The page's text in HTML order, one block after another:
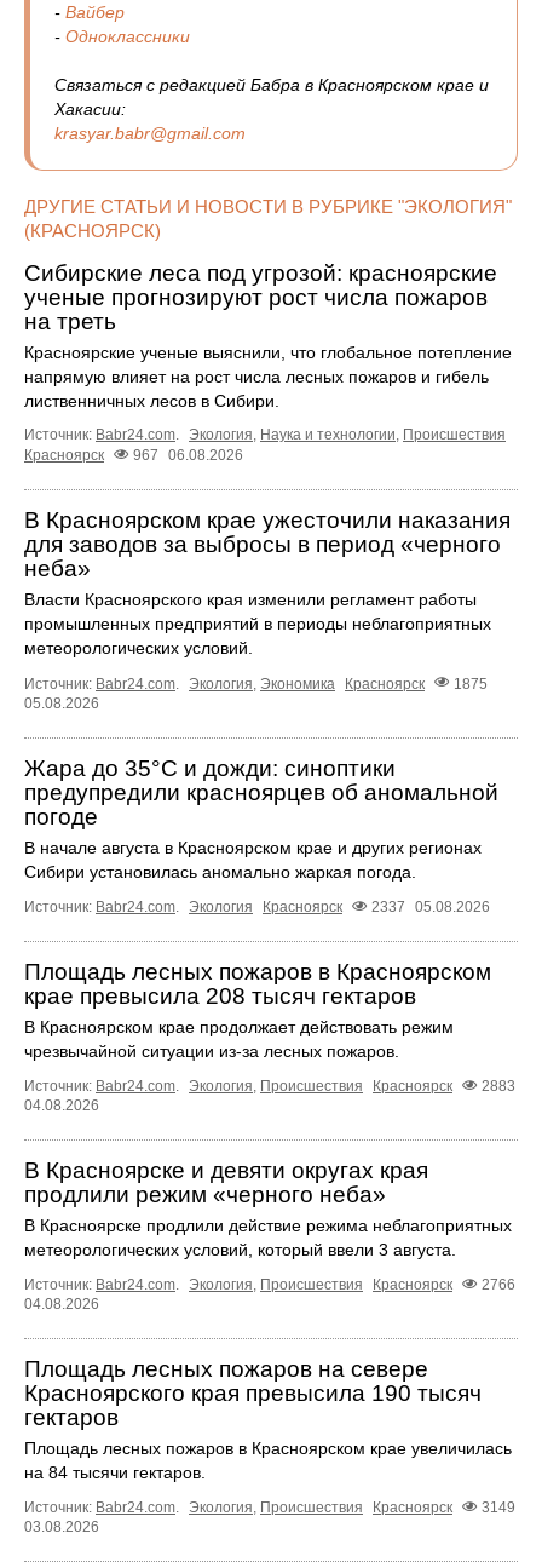
- Вайбер
- Одноклассники
Связаться с редакцией Бабра в Красноярском крае и
Хакасии:
krasyar.babr@gmail.com
ДРУГИЕ СТАТЬИ И НОВОСТИ В РУБРИКЕ "ЭКОЛОГИЯ"
(КРАСНОЯРСК)
Сибирские леса под угрозой: красноярские
ученые прогнозируют рост числа пожаров
на треть
Красноярские ученые выяснили, что глобальное потепление
напрямую влияет на рост числа лесных пожаров и гибель
лиственничных лесов в Сибири.
Источник: Babr24.com. Экология, Наука и технологии, Происшествия
Красноярск
967 06.08.2026
В Красноярском крае ужесточили наказания
для заводов за выбросы в период «черного
неба»
Власти Красноярского края изменили регламент работы
промышленных предприятий в периоды неблагоприятных
метеорологических условий.
Источник: Babr24.com Экология Экономика Красноярск
1875
05.08.2026
Жара до 35°C и дожди: синоптики
предупредили красноярцев об аномальной
погоде
В начале августа в Красноярском крае и других регионах
Сибири установилась аномально жаркая погода.
Источник: Babr24.com Экология Красноярск 2337 05.08.2026
Площадь лесных пожаров в Красноярском
крае превысила 208 тысяч гектаров
В Красноярском крае продолжает действовать режим
чрезвычайной ситуации из-за лесных пожаров.
Источник: Babr24.com Экология Происшествия Красноярск
2883
04.08.2026
В Красноярске и девяти округах края
продлили режим «черного неба»
В Красноярске продлили действие режима неблагоприятных
метеорологических условий, который ввели 3 августа.
Источник: Babr24.com. Экология, Происшествия Красноярск
2766
04.08.2026
Площадь лесных пожаров на севере
Красноярского края превысила 190 тысяч
гектаров
Площадь лесных пожаров в Красноярском крае увеличилась
на 84 тысячи гектаров.
Источник: Babr24.com. Экология, Происшествия Красноярск
3149
03.08.2026